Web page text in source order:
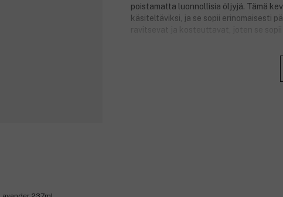
poistamatta luonnollisia öljyjä. Tämä
käsiteltäviksi, ja se sopii erinomaisesti
ravitsevat ja kosteuttavat, joten se